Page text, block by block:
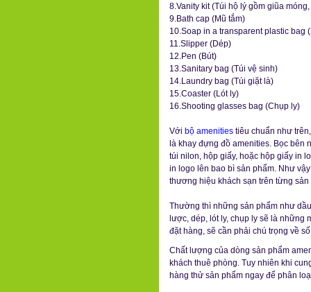
8.Vanity kit (Túi hộ lý gồm giũa
9.Bath cap (Mũ tắm)
10.Soap in a transparent plastic bag
11.Slipper (Dép)
12.Pen (Bút)
13.Sanitary bag (Túi vệ sinh)
14.Laundry bag (Túi giặt là)
15.Coaster (Lót ly)
16.Shooting glasses bag (Chụp ly)
Với bộ amenities tiêu chuẩn như
là khay đựng đồ amenities. Bọc bên
túi nilon, hộp giấy, hoặc hộp giấy in
in logo lên bao bì sản phẩm. Như
thương hiệu khách sạn trên từng
Thường thì những sản phẩm như
lược, dép, lót ly, chụp ly sẽ là những
đặt hàng, sẽ cần phải chú trọng về
Chất lượng của dòng sản phẩm
khách thuê phòng. Tuy nhiên khi
hàng thử sản phẩm ngay để phân